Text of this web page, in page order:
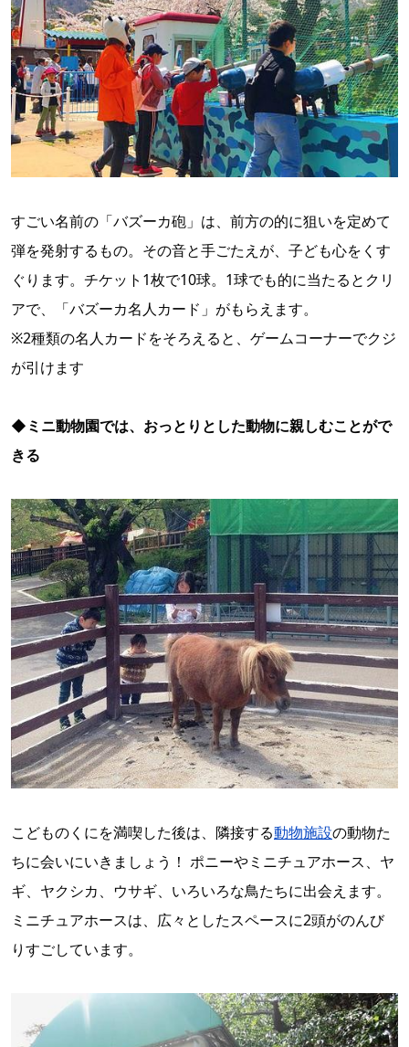
すごい名前の「バズーカ砲」は、前方の的に狙いを定めて
弾を発射するもの。その音と手ごたえが、子ども心をくす
ぐります。チケット1枚で10球。1球でも的に当たるとクリ
アで、「バズーカ名人カード」がもらえます。
※2種類の名人カードをそろえると、ゲームコーナーでクジ
が引けます
◆ミニ動物園では、おっとりとした動物に親しむことがで
きる
こどものくにを満喫した後は、隣接する動物施設の動物た
ちに会いにいきましょう！ ポニーやミニチュアホース、ヤ
ギ、ヤクシカ、ウサギ、いろいろな鳥たちに出会えます。
ミニチュアホースは、広々としたスペースに2頭がのんび
りすごしています。